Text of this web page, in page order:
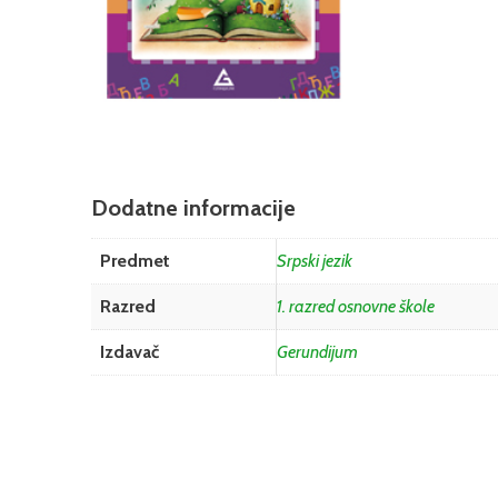
Dodatne informacije
Predmet Srpski jezik
Razred 1. razred osnovne škole
Izdavač Gerundijum